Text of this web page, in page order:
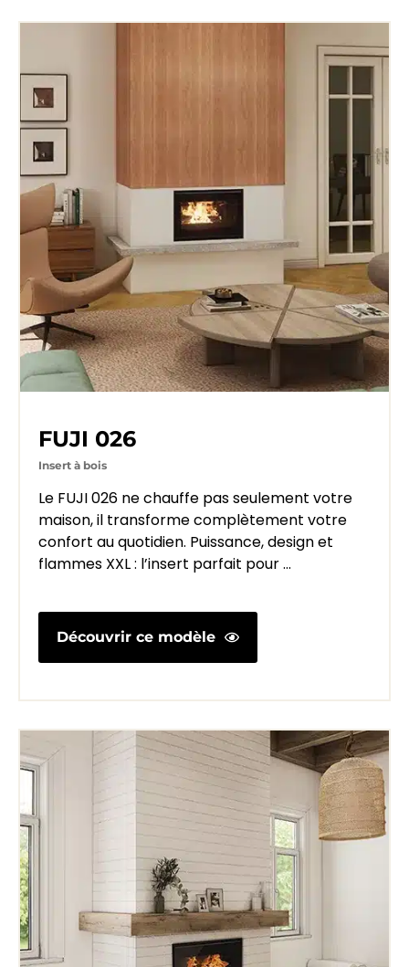
FUJI 026
Insert à bois
Le FUJI 026 ne chauffe pas seulement votre
maison, il transforme complètement votre
confort au quotidien. Puissance, design et
flammes XXL : l’insert parfait pour ...
Découvrir ce modèle